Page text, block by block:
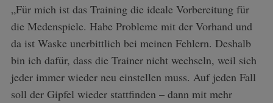
„Für mich ist das Training die ideale Vorbereitung für
die Medenspiele. Habe Probleme mit der Vorhand und
da ist Waske unerbittlich bei meinen Fehlern. Deshalb
bin ich dafür, dass die Trainer nicht wechseln, weil sich
jeder immer wieder neu einstellen muss. Auf jeden Fall
soll der Gipfel wieder stattfinden – dann mit mehr
o
r
: